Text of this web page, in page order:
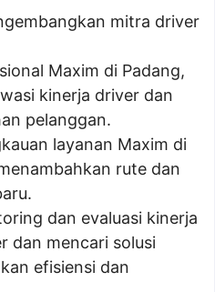
mitra driver
Maxim di Padang,
kinerja driver dan
pelanggan.
layanan Maxim di
rute dan
dan evaluasi kinerja
dan mencari solusi
efisiensi dan